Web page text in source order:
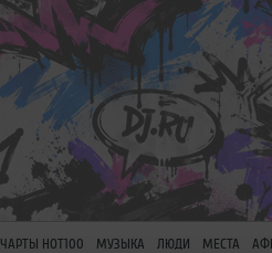
ЧАРТЫ HOT100 МУЗЫКА ЛЮДИ МЕСТА